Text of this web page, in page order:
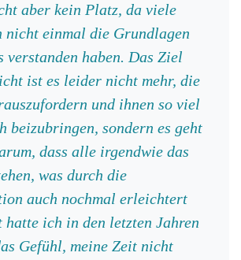
aber kein Platz, da viele
nicht einmal die Grundlagen
verstanden haben. Das Ziel
ist es leider nicht mehr, die
und ihnen so viel
beizubringen, sondern es geht
dass alle irgendwie das
was durch die
auch nochmal erleichtert
hatte ich in den letzten Jahren
Gefühl, meine Zeit nicht